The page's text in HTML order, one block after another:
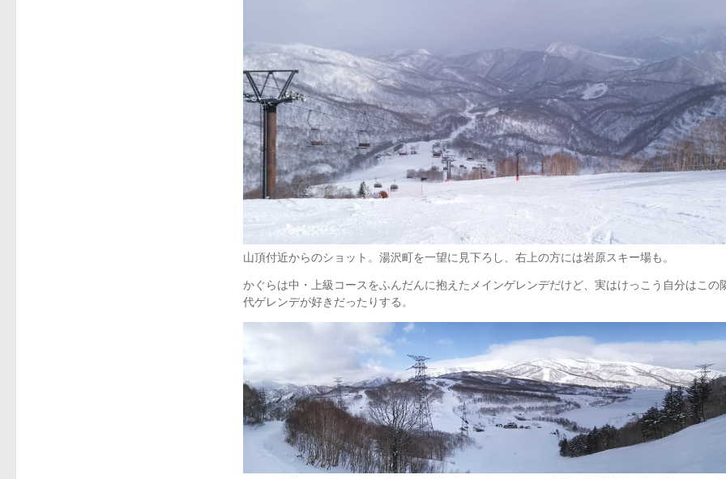
山頂付近からのショット。湯沢町を一望に見下ろし、右上の方には岩原スキー場も。
かぐらは中・上級コースをふんだんに抱えたメインゲレンデだけど、実はけっこう自分はこの
代ゲレンデが好きだったりする。